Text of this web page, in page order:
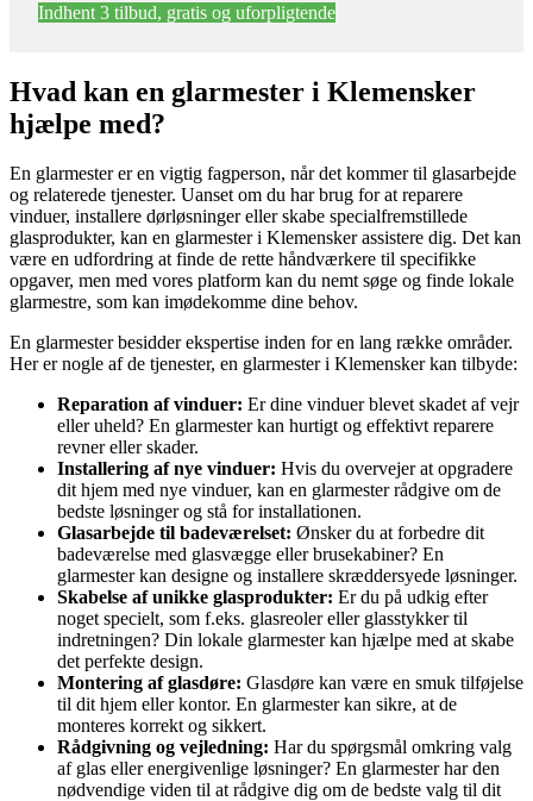
Indhent 3 tilbud, gratis og uforpligtende
Hvad kan en glarmester i Klemensker
hjælpe med?
En glarmester er en vigtig fagperson, når det kommer til glasarbejde
og relaterede tjenester. Uanset om du har brug for at reparere
vinduer, installere dørløsninger eller skabe specialfremstillede
glasprodukter, kan en glarmester i Klemensker assistere dig. Det kan
være en udfordring at finde de rette håndværkere til specifikke
opgaver, men med vores platform kan du nemt søge og finde lokale
glarmestre, som kan imødekomme dine behov.
En glarmester besidder ekspertise inden for en lang række områder.
Her er nogle af de tjenester, en glarmester i Klemensker kan tilbyde:
Reparation af vinduer: Er dine vinduer blevet skadet af vejr
eller uheld? En glarmester kan hurtigt og effektivt reparere
revner eller skader.
Installering af nye vinduer: Hvis du overvejer at opgradere
dit hjem med nye vinduer, kan en glarmester rådgive om de
bedste løsninger og stå for installationen.
Glasarbejde til badeværelset: Ønsker du at forbedre dit
badeværelse med glasvægge eller brusekabiner? En
glarmester kan designe og installere skræddersyede løsninger.
Skabelse af unikke glasprodukter: Er du på udkig efter
noget specielt, som f.eks. glasreoler eller glasstykker til
indretningen? Din lokale glarmester kan hjælpe med at skabe
det perfekte design.
Montering af glasdøre: Glasdøre kan være en smuk tilføjelse
til dit hjem eller kontor. En glarmester kan sikre, at de
monteres korrekt og sikkert.
Rådgivning og vejledning: Har du spørgsmål omkring valg
af glas eller energivenlige løsninger? En glarmester har den
nødvendige viden til at rådgive dig om de bedste valg til dit